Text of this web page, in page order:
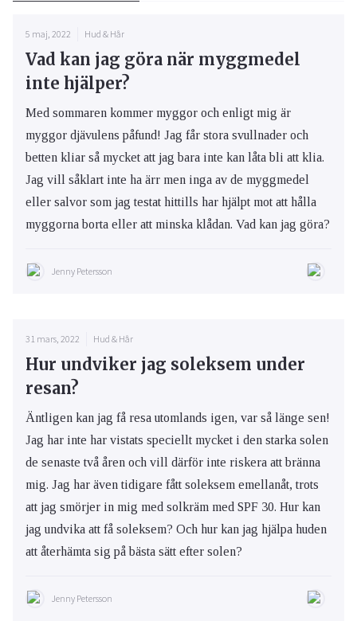
5 maj, 2022 Hud & Hår
Vad kan jag göra när myggmedel
inte hjälper?
Med sommaren kommer myggor och enligt mig är
myggor djävulens påfund! Jag får stora svullnader och
betten kliar så mycket att jag bara inte kan låta bli att klia.
Jag vill såklart inte ha ärr men inga av de myggmedel
eller salvor som jag testat hittills har hjälpt mot att hålla
myggorna borta eller att minska klådan. Vad kan jag göra?
Jenny Petersson
31 mars, 2022 Hud & Hår
Hur undviker jag soleksem under
resan?
Äntligen kan jag få resa utomlands igen, var så länge sen!
Jag har inte har vistats speciellt mycket i den starka solen
de senaste två åren och vill därför inte riskera att bränna
mig. Jag har även tidigare fått soleksem emellanåt, trots
att jag smörjer in mig med solkräm med SPF 30. Hur kan
jag undvika att få soleksem? Och hur kan jag hjälpa huden
att återhämta sig på bästa sätt efter solen?
Jenny Petersson